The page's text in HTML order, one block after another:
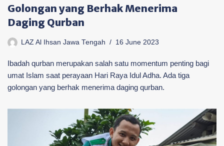
Golongan yang Berhak Menerima
Daging Qurban
LAZ Al Ihsan Jawa Tengah 16 June 2023
Ibadah qurban merupakan salah satu momentum penting bagi
umat Islam saat perayaan Hari Raya Idul Adha. Ada tiga
golongan yang berhak menerima daging qurban.